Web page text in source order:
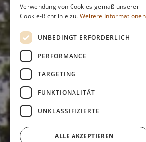
Verwendung von Cookies gemäß unserer
Cookie-Richtlinie zu. Weitere Informationen
UNBEDINGT ERFORDERLICH
PERFORMANCE
TARGETING
FUNKTIONALITÄT
UNKLASSIFIZIERTE
ALLE AKZEPTIEREN